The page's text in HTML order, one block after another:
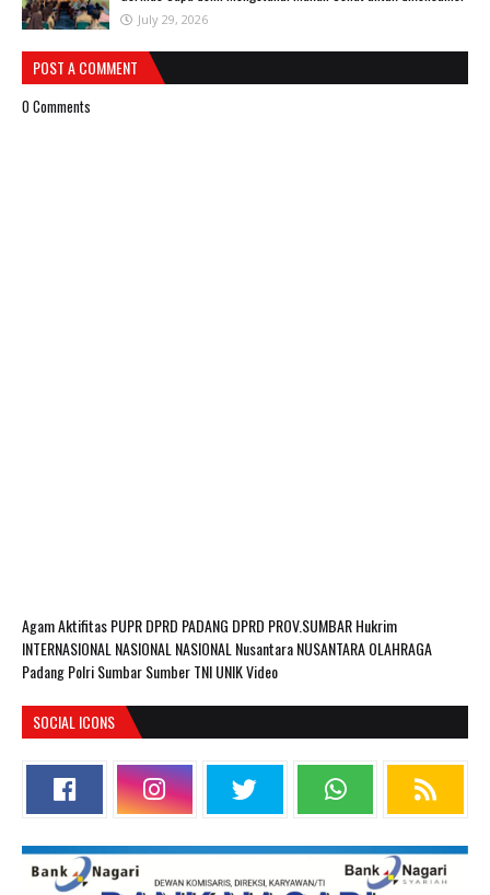
July 29, 2026
POST A COMMENT
0 Comments
AgamAktifitas PUPRDPRD PADANG DPRD PROV.SUMBARHukrim
INTERNASIONAL NASIONAL NASIONAL NusantaraNUSANTARAOLAHRAGA
PadangPolriSumbarSumberTNIUNIKVideo
SOCIAL ICONS